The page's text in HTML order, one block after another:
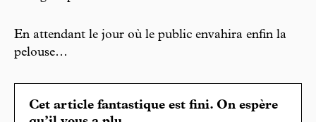
En attendant le jour où le public envahira enfin la
pelouse…
Cet article fantastique est fini. On espère